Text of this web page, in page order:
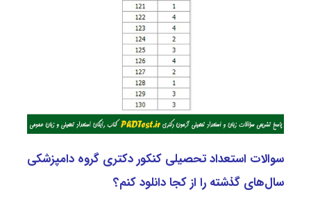
سوالات استعداد تحصیلی کنکور دکتری گروه دامپزشکی
سال‌های گذشته را از کجا دانلود کنم؟